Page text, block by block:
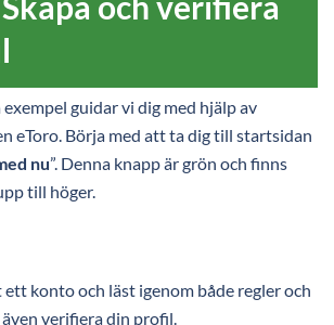
guidar vi dig med hjälp av
eToro. Börja med att ta dig till startsidan
nu”. Denna knapp är grön och finns
till höger.
konto och läst igenom både regler och
verifiera din profil.